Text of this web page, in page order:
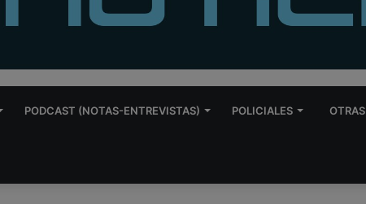
PODCAST (NOTAS-ENTREVISTAS) POLICIALES OTRAS